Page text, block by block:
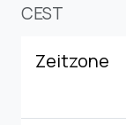
CEST
Zeitzone